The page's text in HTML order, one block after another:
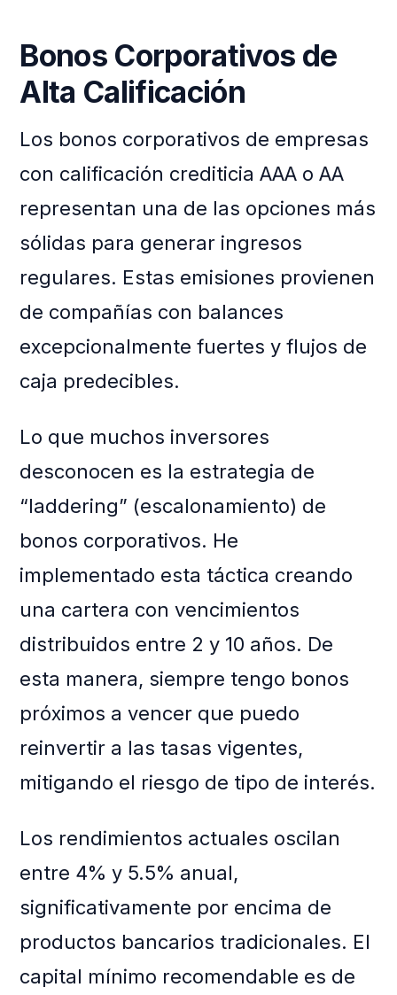
Bonos Corporativos de
Alta Calificación
Los bonos corporativos de empresas
con calificación crediticia AAA o AA
representan una de las opciones más
sólidas para generar ingresos
regulares. Estas emisiones provienen
de compañías con balances
excepcionalmente fuertes y flujos de
caja predecibles.
Lo que muchos inversores
desconocen es la estrategia de
“laddering” (escalonamiento) de
bonos corporativos. He
implementado esta táctica creando
una cartera con vencimientos
distribuidos entre 2 y 10 años. De
esta manera, siempre tengo bonos
próximos a vencer que puedo
reinvertir a las tasas vigentes,
mitigando el riesgo de tipo de interés.
Los rendimientos actuales oscilan
entre 4% y 5.5% anual,
significativamente por encima de
productos bancarios tradicionales. El
capital mínimo recomendable es de